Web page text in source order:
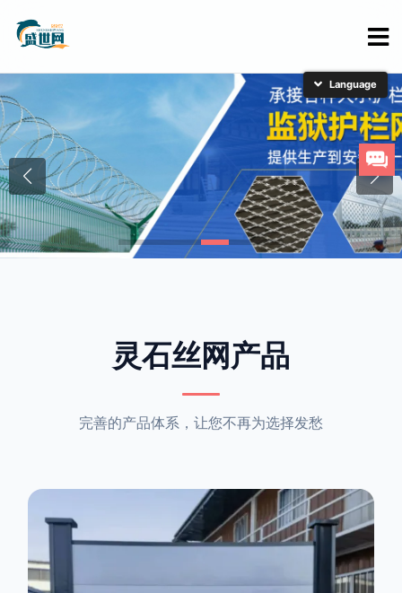
灵石丝网产品
完善的产品体系，让您不再为选择发愁
简体中文
English
日本語
한국어